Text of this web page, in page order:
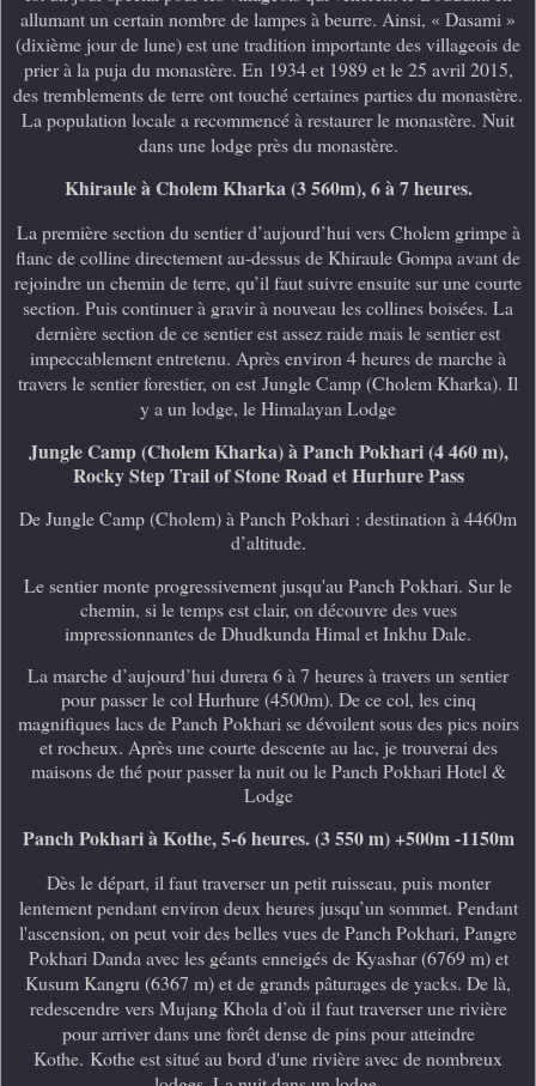
allumant un certain nombre de lampes à beurre. Ainsi, « Dasami »
(dixième jour de lune) est une tradition importante des villageois de
prier à la puja du monastère. En 1934 et 1989 et le 25 avril 2015,
des tremblements de terre ont touché certaines parties du monastère.
La population locale a recommencé à restaurer le monastère. Nuit
dans une lodge près du monastère.
Khiraule à Cholem Kharka (3 560m), 6 à 7 heures.
La première section du sentier d’aujourd’hui vers Cholem grimpe à
flanc de colline directement au-dessus de Khiraule Gompa avant de
rejoindre un chemin de terre, qu’il faut suivre ensuite sur une courte
section. Puis continuer à gravir à nouveau les collines boisées. La
dernière section de ce sentier est assez raide mais le sentier est
impeccablement entretenu. Après environ 4 heures de marche à
travers le sentier forestier, on est Jungle Camp (Cholem Kharka). Il
y a un lodge, le Himalayan Lodge
Jungle Camp (Cholem Kharka) à Panch Pokhari (4 460 m),
Rocky Step Trail of Stone Road et Hurhure Pass
De Jungle Camp (Cholem) à Panch Pokhari : destination à 4460m
d’altitude.
Le sentier monte progressivement jusqu'au Panch Pokhari. Sur le
chemin, si le temps est clair, on découvre des vues
impressionnantes de Dhudkunda Himal et Inkhu Dale.
La marche d’aujourd’hui durera 6 à 7 heures à travers un sentier
pour passer le col Hurhure (4500m). De ce col, les cinq
magnifiques lacs de Panch Pokhari se dévoilent sous des pics noirs
et rocheux. Après une courte descente au lac, je trouverai des
maisons de thé pour passer la nuit ou le Panch Pokhari Hotel &
Lodge
Panch Pokhari à Kothe, 5-6 heures. (3 550 m) +500m -1150m
Dès le départ, il faut traverser un petit ruisseau, puis monter
lentement pendant environ deux heures jusqu’un sommet. Pendant
l'ascension, on peut voir des belles vues de Panch Pokhari, Pangre
Pokhari Danda avec les géants enneigés de Kyashar (6769 m) et
Kusum Kangru (6367 m) et de grands pâturages de yacks. De là,
redescendre vers Mujang Khola d’où il faut traverser une rivière
pour arriver dans une forêt dense de pins pour atteindre
Kothe. Kothe est situé au bord d'une rivière avec de nombreux